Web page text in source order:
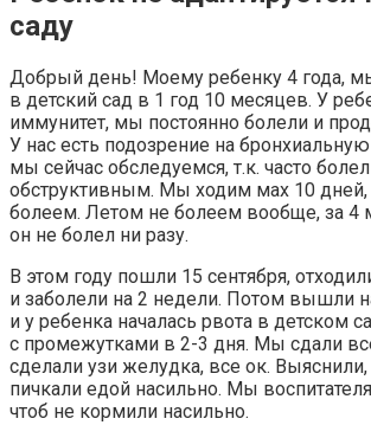
саду
Добрый день! Моему ребенку 4 года,
в детский сад в 1 год 10 месяцев. У
иммунитет, мы постоянно болели и
У нас есть подозрение на
мы сейчас обследуемся, т.к. часто
обструктивным. Мы ходим мах 10
болеем. Летом не болеем вообще, за 4
он не болел ни разу.
В этом году пошли 15 сентября,
и заболели на 2 недели. Потом вышли
и у ребенка началась рвота в детском
с промежутками в 2-3 дня. Мы сдали
сделали узи желудка, все ок. Выяснили,
пичкали едой насильно. Мы
чтоб не кормили насильно.